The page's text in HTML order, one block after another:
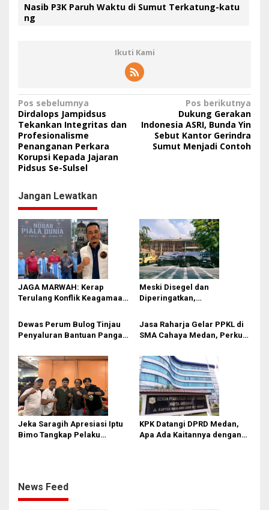
Nasib P3K Paruh Waktu di Sumut Terkatung-katu
ng
Ikuti Kami
N
a
v
i
g
a
s
i
p
o
s
Pos sebelumnya
Dirdalops Jampidsus
Tekankan Integritas dan
Profesionalisme
Penanganan Perkara
Korupsi Kepada Jajaran
Pidsus Se-Sulsel
Pos berikutnya
Dukung Gerakan
Indonesia ASRI, Bunda Yin
Sebut Kantor Gerindra
Sumut Menjadi Contoh
Jangan Lewatkan
JAGA MARWAH: Kerap
Terulang Konflik Keagamaan,
Ciptakan Kondusifitas
Meski Disegel dan
Diperingatkan,
Tanpa PBG Tetap Berlanjut di
Medan
Dewas Perum Bulog Tinjau
Penyaluran Bantuan Pangan
Jasa Raharja Gelar PPKL di
SMA Cahaya Medan, Perkuat
Berlalu Lintas di Kalangan
Pelajar
Jeka Saragih Apresiasi Iptu
Bimo Tangkap Pelaku
KPK Datangi DPRD Medan,
Apa Ada Kaitannya dengan
News Feed